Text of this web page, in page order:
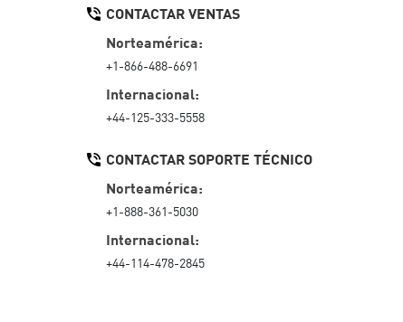
CONTACTAR VENTAS
Norteamérica:
+1-866-488-6691
Internacional:
+44-125-333-5558
CONTACTAR SOPORTE TÉCNICO
Norteamérica:
+1-888-361-5030
Internacional:
+44-114-478-2845